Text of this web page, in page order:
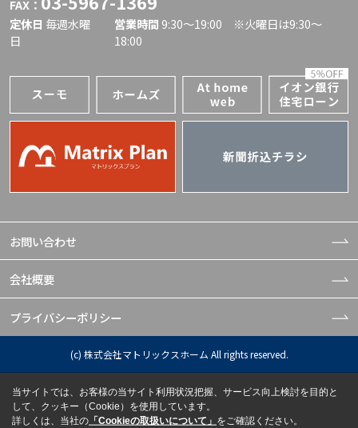
FAX：
定休日 毎週水曜
日
営業時間 9:30〜19:00 ※火曜日は9:30～
18:00
お問い合わせ
会社概要
プライバシーポリシー
(c) 株式会社マトリックスホーム All rights reserved.
当サイトでは、お客様の当サイト利用状況把握、サービス向上検討を目的と
して、クッキー（Cookie）を使用しています。
詳しくは、当社の 「Cookieの取扱いについて」 をご確認ください。